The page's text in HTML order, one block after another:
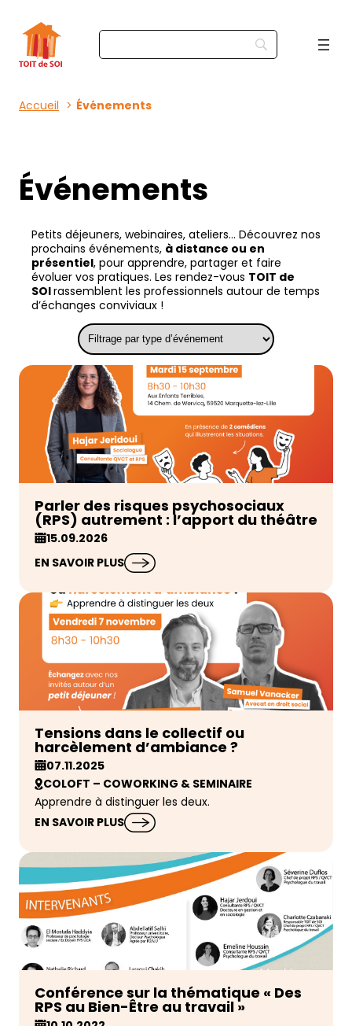
Accueil Événements
Événements
Petits déjeuners, webinaires, ateliers… Découvrez nos
prochains événements, à distance ou en
présentiel, pour apprendre, partager et faire
évoluer vos pratiques. Les rendez-vous TOIT de
SOIrassemblent les professionnels autour de temps
d’échanges conviviaux !
Parler des risques psychosociaux
(RPS) autrement : l’apport du théâtre
15.09.2026
EN SAVOIR PLUS
Tensions dans le collectif ou
harcèlement d’ambiance ?
07.11.2025
COLOFT – COWORKING & SEMINAIRE
Apprendre à distinguer les deux.
EN SAVOIR PLUS
Conférence sur la thématique « Des
RPS au Bien-Être au travail »